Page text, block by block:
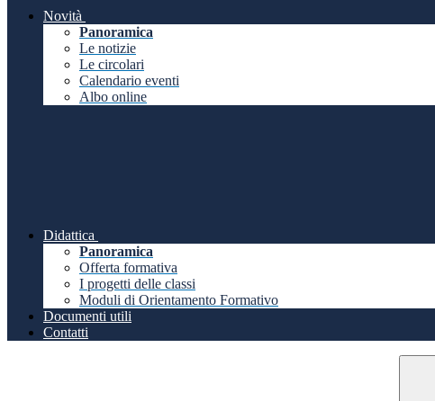
Novità
Panoramica
Le notizie
Le circolari
Calendario eventi
Albo online
Didattica
Panoramica
Offerta formativa
I progetti delle classi
Moduli di Orientamento Formativo
Documenti utili
Contatti